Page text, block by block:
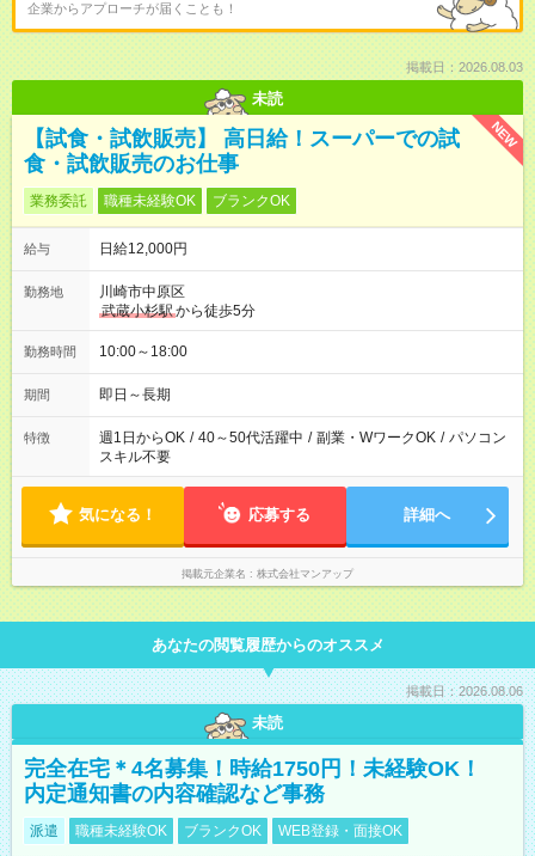
企業からアプローチが届くことも！
掲載日：2026.08.03
未読
NEW
【試食・試飲販売】 高日給！スーパーでの試
食・試飲販売のお仕事
業務委託 職種未経験OK ブランクOK
給与 日給12,000円
勤務地
川崎市中原区
武蔵小杉駅から徒歩5分
勤務時間 10:00～18:00
期間 即日～長期
特徴 週1日からOK / 40～50代活躍中 / 副業・WワークOK / パソコン
スキル不要
気になる！ 応募する 詳細へ
掲載元企業名 株式会社マンアップ
あなたの閲覧履歴からのオススメ
掲載日：2026.08.06
未読
完全在宅＊4名募集！時給1750円！未経験OK！
内定通知書の内容確認など事務
派遣 職種未経験OK ブランクOK WEB登録・面接OK